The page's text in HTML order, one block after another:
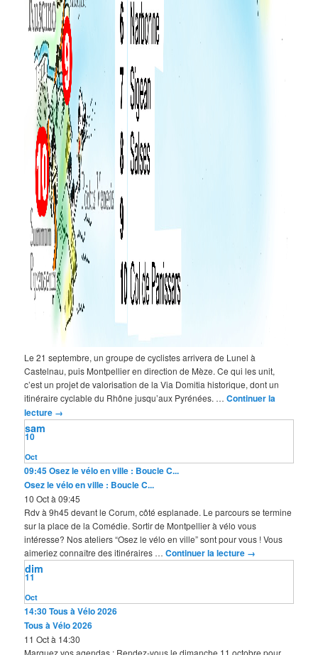
Le 21 septembre, un groupe de cyclistes arrivera de Lunel à
Castelnau, puis Montpellier en direction de Mèze. Ce qui les unit,
c’est un projet de valorisation de la Via Domitia historique, dont un
itinéraire cyclable du Rhône jusqu’aux Pyrénées. …Continuer la
lecture →
Oct
10
sam
09:45Osez le vélo en ville : Boucle C...
Osez le vélo en ville : Boucle C...
10 Oct à 09:45
Rdv à 9h45 devant le Corum, côté esplanade. Le parcours se termine
sur la place de la Comédie. Sortir de Montpellier à vélo vous
intéresse? Nos ateliers “Osez le vélo en ville” sont pour vous ! Vous
aimeriez connaître des itinéraires …Continuer la lecture →
Oct
11
dim
14:30Tous à Vélo 2026
Tous à Vélo 2026
11 Oct à 14:30